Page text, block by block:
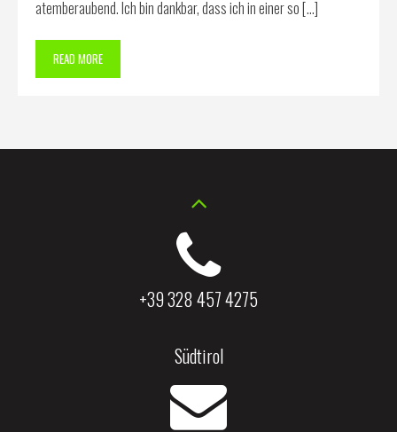
atemberaubend. Ich bin dankbar, dass ich in einer so […]
READ MORE
+39 328 457 4275
Südtirol